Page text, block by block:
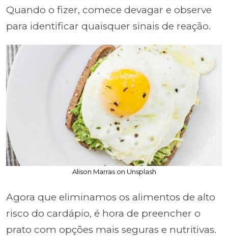
Quando o fizer, comece devagar e observe
para identificar quaisquer sinais de reação.
Alison Marras on Unsplash
Agora que eliminamos os alimentos de alto
risco do cardápio, é hora de preencher o
prato com opções mais seguras e nutritivas.